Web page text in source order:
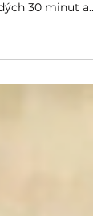
i s omezeným
Humprecht